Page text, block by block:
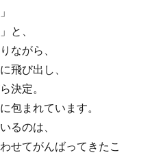
と、
ながら、
飛び出し、
決定。
包まれています。
るのは、
せてがんばってきたこ